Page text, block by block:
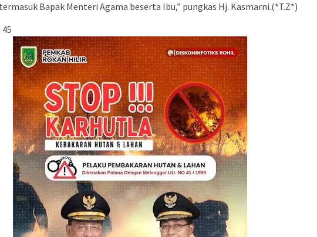
Bapak Menteri Agama beserta Ibu,” pungkas Hj. Kasmarni.(*T.Z*)
45